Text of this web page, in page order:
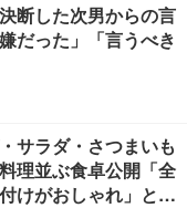
断した次男からの言
だった」「言うべき
サラダ・さつまいも
理並ぶ食卓公開「全
けがおしゃれ」と絶